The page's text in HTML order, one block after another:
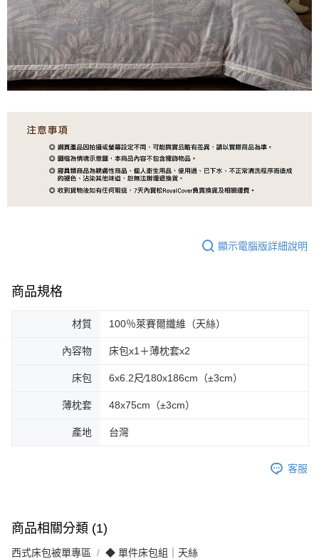
顯示電腦版詳細說明
商品規格
材質 100％萊賽爾纖維（天絲）
內容物 床包x1＋薄枕套x2
床包 6x6.2尺∕180x186cm（±3cm）
薄枕套 48x75cm（±3cm）
產地 台灣
客服
商品相關分類 (1)
西式床包被單專區 ◆ 單件床包組｜天絲